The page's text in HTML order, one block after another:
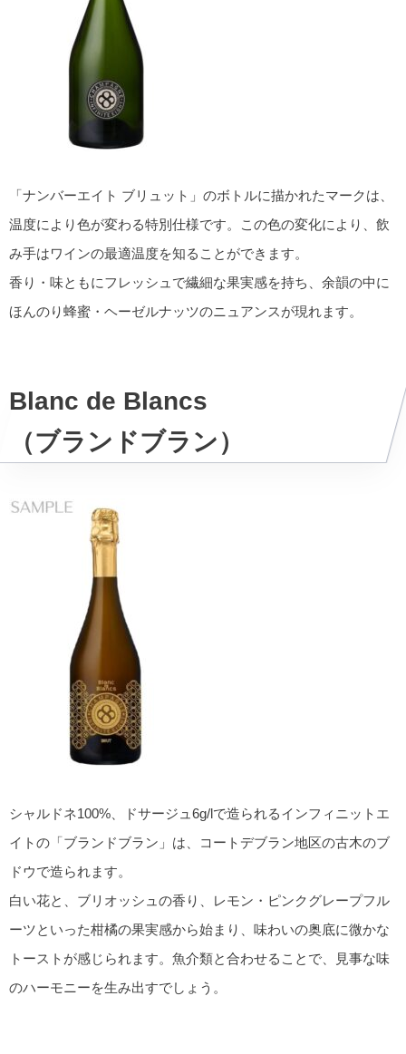
「ナンバーエイト ブリュット」のボトルに描かれたマークは、
温度により色が変わる特別仕様です。この色の変化により、飲
み手はワインの最適温度を知ることができます。
香り・味ともにフレッシュで繊細な果実感を持ち、余韻の中に
ほんのり蜂蜜・ヘーゼルナッツのニュアンスが現れます。
Blanc de Blancs
（ブランドブラン）
シャルドネ100%、ドサージュ6g/lで造られるインフィニットエ
イトの「ブランドブラン」は、コートデブラン地区の古木のブ
ドウで造られます。
白い花と、ブリオッシュの香り、レモン・ピンクグレープフル
ーツといった柑橘の果実感から始まり、味わいの奥底に微かな
トーストが感じられます。魚介類と合わせることで、見事な味
のハーモニーを生み出すでしょう。